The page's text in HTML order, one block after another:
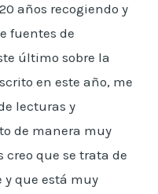
años recogiendo y
fuentes de
último sobre la
en este año, me
lecturas y
de manera muy
que se trata de
que está muy